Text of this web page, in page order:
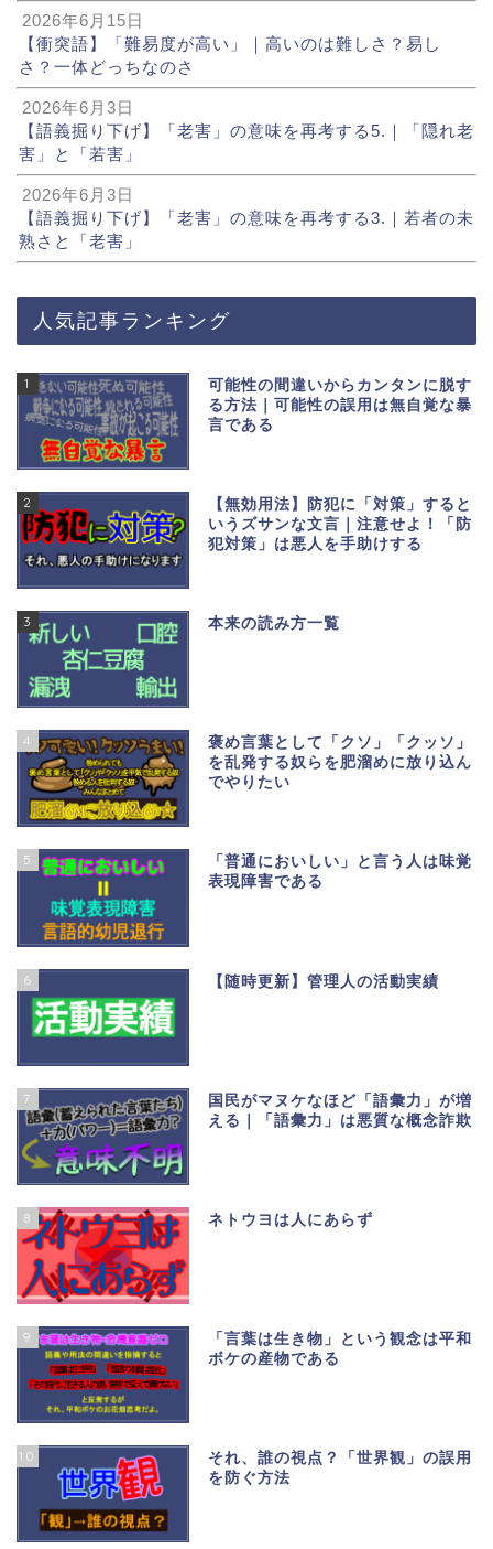
2026年6月15日
【衝突語】「難易度が高い」｜高いのは難しさ？易し
さ？一体どっちなのさ
2026年6月3日
【語義掘り下げ】「老害」の意味を再考する5.｜「隠れ老
害」と「若害」
2026年6月3日
【語義掘り下げ】「老害」の意味を再考する3.｜若者の未
熟さと「老害」
人気記事ランキング
1
可能性の間違いからカンタンに脱す
る方法｜可能性の誤用は無自覚な暴
言である
2
【無効用法】防犯に「対策」すると
いうズサンな文言｜注意せよ！「防
犯対策」は悪人を手助けする
3 本来の読み方一覧
4
褒め言葉として「クソ」「クッソ」
を乱発する奴らを肥溜めに放り込ん
でやりたい
5
「普通においしい」と言う人は味覚
表現障害である
6 【随時更新】管理人の活動実績
7
国民がマヌケなほど「語彙力」が増
える｜「語彙力」は悪質な概念詐欺
8 ネトウヨは人にあらず
9
「言葉は生き物」という観念は平和
ボケの産物である
10
それ、誰の視点？「世界観」の誤用
を防ぐ方法